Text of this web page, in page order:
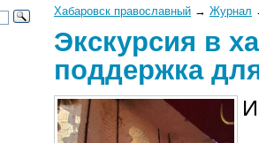
Хабаровск православный → Журнал
Экскурсия в
поддержка